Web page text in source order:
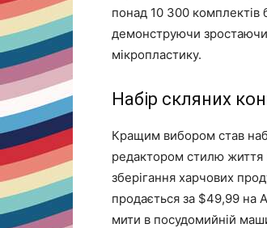
понад 10 300 комплектів
демонструючи
мікропластику.
Набір скляних
Кращим вибором став
редактором стилю
зберігання харчових
продається за $49,99 на
мити в посудомийній